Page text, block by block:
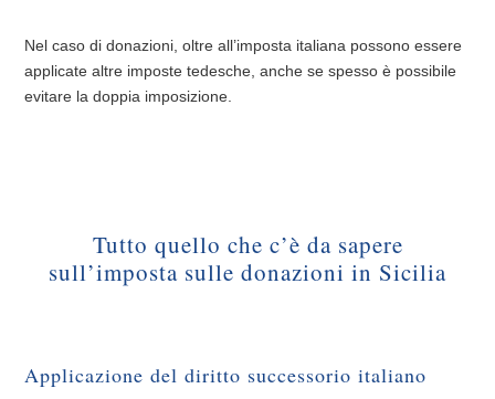
Nel caso di donazioni, oltre all’imposta italiana possono essere
applicate altre imposte tedesche, anche se spesso è possibile
evitare la doppia imposizione.
Tutto quello che c’è da sapere
sull’imposta sulle donazioni in Sicilia
Applicazione del diritto successorio italiano